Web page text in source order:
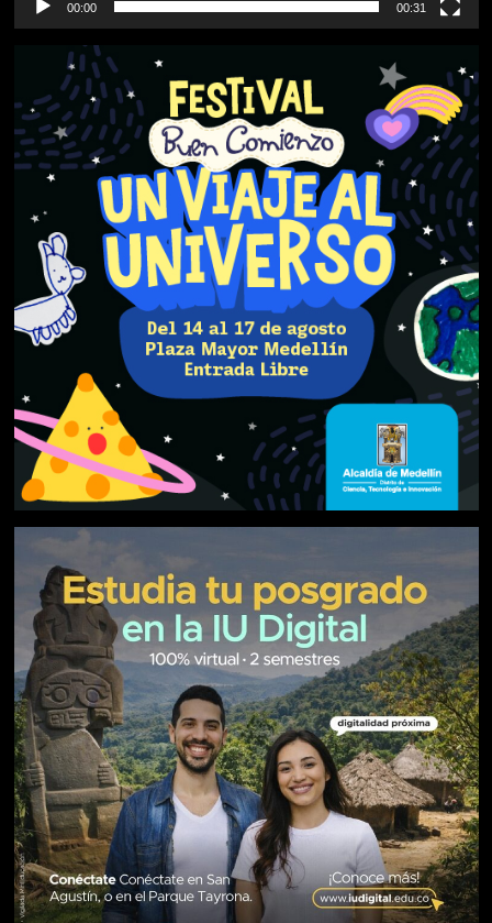
00:00 00:31